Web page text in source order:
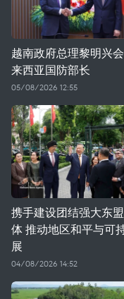
越南政府总理黎明兴
来西亚国防部长
05/08/2026 12:55
携手建设团结强大东
体 推动地区和平与可
展
04/08/2026 14:52